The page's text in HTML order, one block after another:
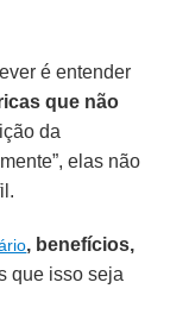
é entender
que não
da
elas não
, benefícios,
que isso seja